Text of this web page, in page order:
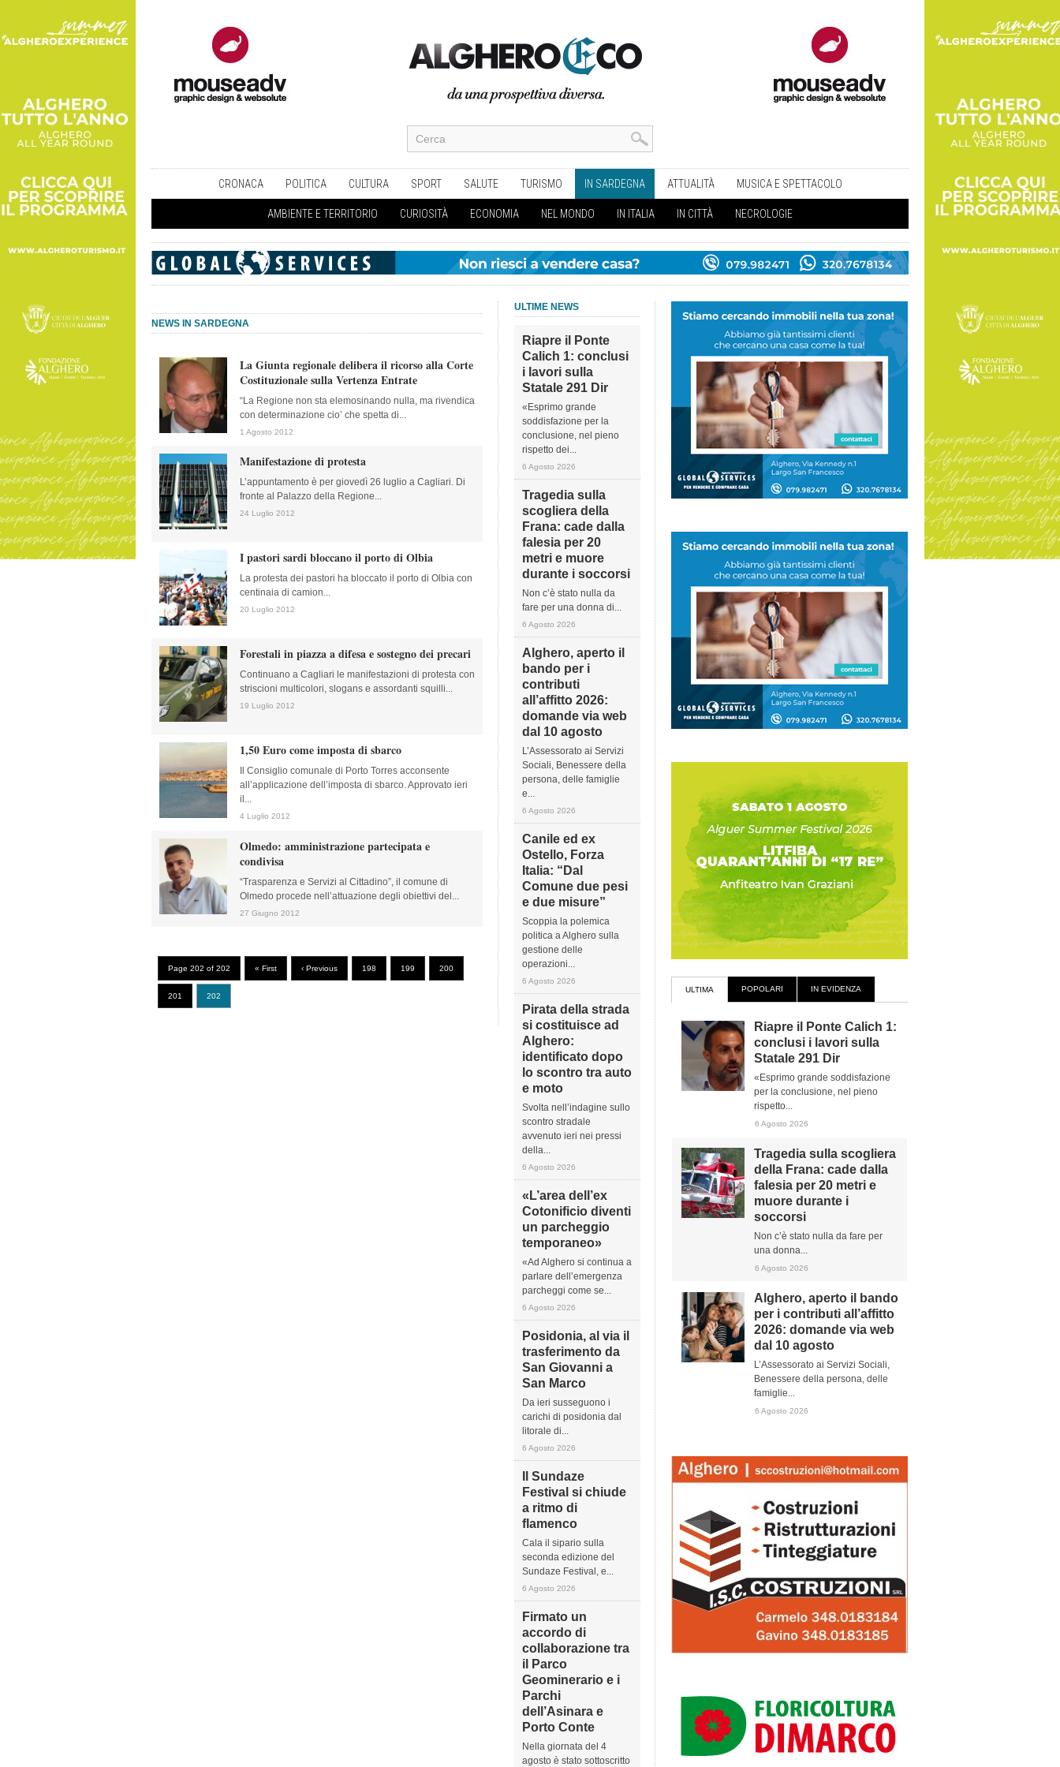
CRONACA POLITICA CULTURA SPORT SALUTE TURISMO IN SARDEGNA ATTUALITÀ MUSICA E SPETTACOLO
AMBIENTE E TERRITORIO CURIOSITÀ ECONOMIA NEL MONDO IN ITALIA IN CITTÀ NECROLOGIE
NEWS IN SARDEGNA
La Giunta regionale delibera il ricorso alla Corte
Costituzionale sulla Vertenza Entrate
“La Regione non sta elemosinando nulla, ma rivendica
con determinazione cio’ che spetta di...
1 Agosto 2012
Manifestazione di protesta
L’appuntamento è per giovedì 26 luglio a Cagliari. Di
fronte al Palazzo della Regione...
24 Luglio 2012
I pastori sardi bloccano il porto di Olbia
La protesta dei pastori ha bloccato il porto di Olbia con
centinaia di camion...
20 Luglio 2012
Forestali in piazza a difesa e sostegno dei precari
Continuano a Cagliari le manifestazioni di protesta con
striscioni multicolori, slogans e assordanti squilli...
19 Luglio 2012
1,50 Euro come imposta di sbarco
Il Consiglio comunale di Porto Torres acconsente
all’applicazione dell’imposta di sbarco. Approvato ieri
il...
4 Luglio 2012
Olmedo: amministrazione partecipata e
condivisa
“Trasparenza e Servizi al Cittadino”, il comune di
Olmedo procede nell’attuazione degli obiettivi del...
27 Giugno 2012
Page 202 of 202 « First ‹ Previous 198 199 200
201 202
ULTIME NEWS
Riapre il Ponte
Calich 1: conclusi
i lavori sulla
Statale 291 Dir
«Esprimo grande
soddisfazione per la
conclusione, nel pieno
rispetto dei...
6 Agosto 2026
Tragedia sulla
scogliera della
Frana: cade dalla
falesia per 20
metri e muore
durante i soccorsi
Non c’è stato nulla da
fare per una donna di...
6 Agosto 2026
Alghero, aperto il
bando per i
contributi
all’affitto 2026:
domande via web
dal 10 agosto
L’Assessorato ai Servizi
Sociali, Benessere della
persona, delle famiglie
e...
6 Agosto 2026
Canile ed ex
Ostello, Forza
Italia: “Dal
Comune due pesi
e due misure”
Scoppia la polemica
politica a Alghero sulla
gestione delle
operazioni...
6 Agosto 2026
Pirata della strada
si costituisce ad
Alghero:
identificato dopo
lo scontro tra auto
e moto
Svolta nell’indagine sullo
scontro stradale
avvenuto ieri nei pressi
della...
6 Agosto 2026
«L’area dell’ex
Cotonificio diventi
un parcheggio
temporaneo»
«Ad Alghero si continua a
parlare dell’emergenza
parcheggi come se...
6 Agosto 2026
Posidonia, al via il
trasferimento da
San Giovanni a
San Marco
Da ieri susseguono i
carichi di posidonia dal
litorale di...
6 Agosto 2026
Il Sundaze
Festival si chiude
a ritmo di
flamenco
Cala il sipario sulla
seconda edizione del
Sundaze Festival, e...
6 Agosto 2026
Firmato un
accordo di
collaborazione tra
il Parco
Geominerario e i
Parchi
dell’Asinara e
Porto Conte
Nella giornata del 4
agosto è stato sottoscritto
ULTIMA POPOLARI IN EVIDENZA
Riapre il Ponte Calich 1:
conclusi i lavori sulla
Statale 291 Dir
«Esprimo grande soddisfazione
per la conclusione, nel pieno
rispetto...
6 Agosto 2026
Tragedia sulla scogliera
della Frana: cade dalla
falesia per 20 metri e
muore durante i
soccorsi
Non c’è stato nulla da fare per
una donna...
6 Agosto 2026
Alghero, aperto il bando
per i contributi all’affitto
2026: domande via web
dal 10 agosto
L’Assessorato ai Servizi Sociali,
Benessere della persona, delle
famiglie...
6 Agosto 2026